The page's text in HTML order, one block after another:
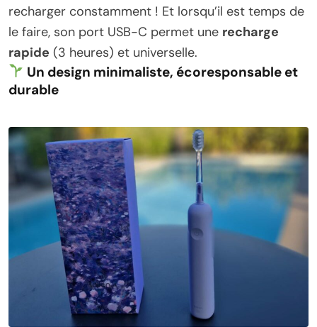
recharger constamment ! Et lorsqu’il est temps de
le faire, son port USB-C permet une recharge
rapide (3 heures) et universelle.
Un design minimaliste, écoresponsable et
durable